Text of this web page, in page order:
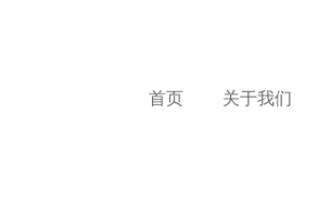
首页 关于我们